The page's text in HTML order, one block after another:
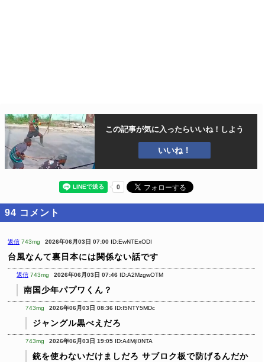
この記事が気に入ったらいいね！しよう
いいね！
94 コメント
返信 743mg 2026年06月03日 07:00 ID:EwNTExODI
台風なんて裏日本には関係ない話です
返信 743mg 2026年06月03日 07:46 ID:A2MzgwOTM
南国少年パプワくん？
743mg 2026年06月03日 08:36 ID:I5NTY5MDc
ジャングル黒べえだろ
743mg 2026年06月03日 19:05 ID:A4MjI0NTA
銃を使わないだけましだろ サブロク板で防げるんだか